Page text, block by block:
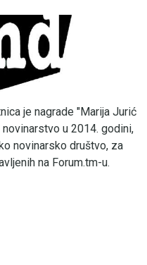
je nagrade "Marija Jurić
u 2014. godini,
novinarsko društvo, za
na Forum.tm-u.